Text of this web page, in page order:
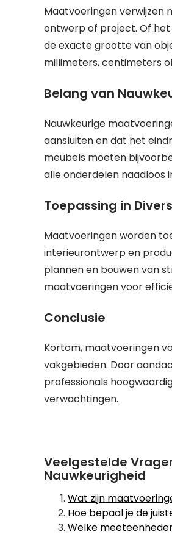
Maatvoeringen verwijzen
ontwerp of project. Of
de exacte grootte van
millimeters, centimeters
Belang van
Nauwkeurige
aansluiten en dat het
meubels moeten
alle onderdelen naadloos
Toepassing in
Maatvoeringen worden
interieurontwerp en
plannen en bouwen van
maatvoeringen voor
Conclusie
Kortom, maatvoeringen
vakgebieden. Door
professionals
verwachtingen.
Veelgestelde
Nauwkeurigheid
Wat zijn
Hoe bepaal je de
Welke